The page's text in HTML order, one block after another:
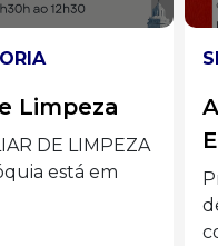
DE
e descargas
entregam e